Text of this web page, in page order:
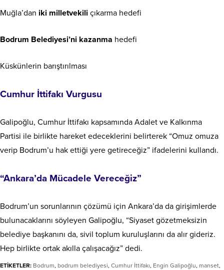
Muğla’dan iki milletvekili çıkarma hedefi
Bodrum Belediyesi’ni kazanma hedefi
Küskünlerin barıştırılması
Cumhur İttifakı Vurgusu
Galipoğlu, Cumhur İttifakı kapsamında Adalet ve Kalkınma
Partisi ile birlikte hareket edeceklerini belirterek “Omuz omuza
verip Bodrum’u hak ettiği yere getireceğiz” ifadelerini kullandı.
“Ankara’da Mücadele Vereceğiz”
Bodrum’un sorunlarının çözümü için Ankara’da da girişimlerde
bulunacaklarını söyleyen Galipoğlu, “Siyaset gözetmeksizin
belediye başkanını da, sivil toplum kuruluşlarını da alır gideriz.
Hep birlikte ortak akılla çalışacağız” dedi.
ETİKETLER: Bodrum, bodrum belediyesi, Cumhur İttifakı, Engin Galipoğlu, manset,